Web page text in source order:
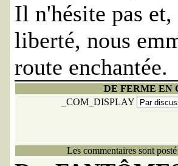
Il n'hésite pas et,
liberté, nous
route enchantée.
DE FERME EN
_COM_DISPLAY
Les commentaires sont